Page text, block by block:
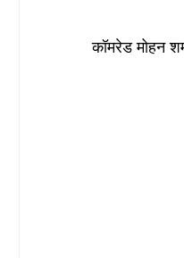
कॉमरेड मोहन